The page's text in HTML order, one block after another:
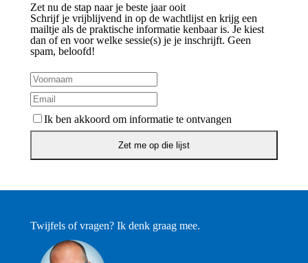
Zet nu de stap naar je beste jaar ooit
Schrijf je vrijblijvend in op de wachtlijst en krijg een
mailtje als de praktische informatie kenbaar is. Je kiest
dan of en voor welke sessie(s) je je inschrijft. Geen
spam, beloofd!
Ik ben akkoord om informatie te ontvangen
Twijfels of vragen? Ik denk graag mee.